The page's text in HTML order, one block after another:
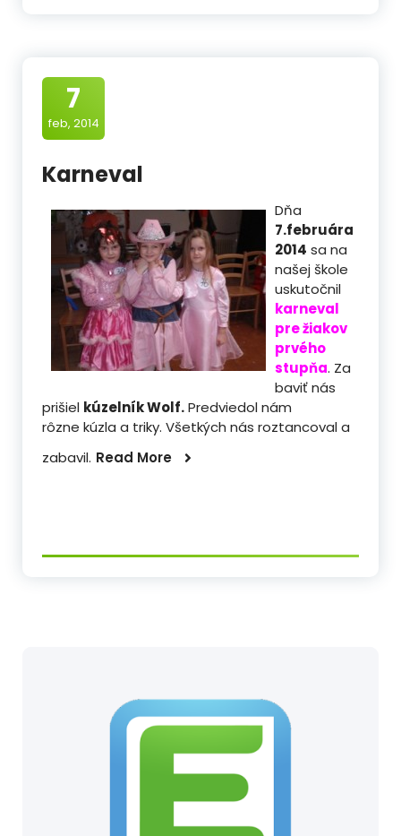
7
feb, 2014
Karneval
Dňa
7.februára
2014 sa na
našej škole
uskutočnil
karneval
pre žiakov
prvého
stupňa. Za
baviť nás
prišiel kúzelník Wolf.Predviedol nám
rôzne kúzla a triky. Všetkých nás roztancoval a
zabavil. Read More